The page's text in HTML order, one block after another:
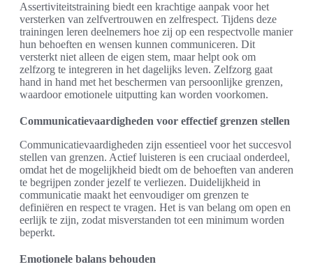
Assertiviteitstraining biedt een krachtige aanpak voor het
versterken van zelfvertrouwen en zelfrespect. Tijdens deze
trainingen leren deelnemers hoe zij op een respectvolle manier
hun behoeften en wensen kunnen communiceren. Dit
versterkt niet alleen de eigen stem, maar helpt ook om
zelfzorg te integreren in het dagelijks leven. Zelfzorg gaat
hand in hand met het beschermen van persoonlijke grenzen,
waardoor emotionele uitputting kan worden voorkomen.
Communicatievaardigheden voor effectief grenzen stellen
Communicatievaardigheden zijn essentieel voor het succesvol
stellen van grenzen. Actief luisteren is een cruciaal onderdeel,
omdat het de mogelijkheid biedt om de behoeften van anderen
te begrijpen zonder jezelf te verliezen. Duidelijkheid in
communicatie maakt het eenvoudiger om grenzen te
definiëren en respect te vragen. Het is van belang om open en
eerlijk te zijn, zodat misverstanden tot een minimum worden
beperkt.
Emotionele balans behouden